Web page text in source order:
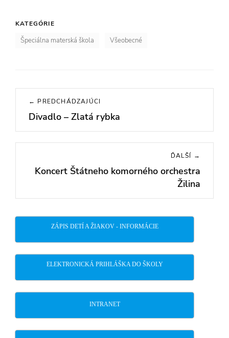
KATEGÓRIE
Špeciálna materská škola Všeobecné
Navigácia
článku
← PREDCHÁDZAJÚCI
Previous
post:
Divadlo – Zlatá rybka
ĎALŠÍ →
Next
Koncert Štátneho komorného orchestra
Žilina
ZÁPIS DETÍ A ŽIAKOV - INFORMÁCIE
ELEKTRONICKÁ PRIHLÁŠKA DO ŠKOLY
INTRANET